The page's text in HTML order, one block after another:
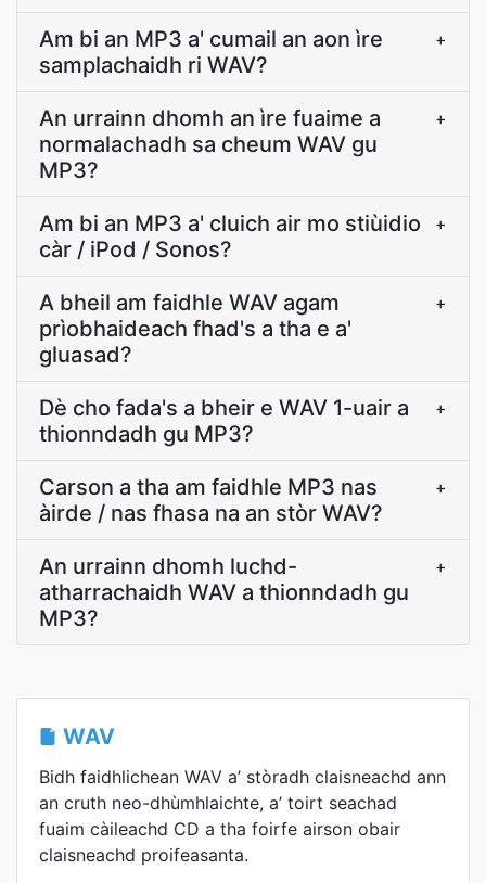
Am bi an MP3 a' cumail an aon ìre
samplachaidh ri WAV?
+
An urrainn dhomh an ìre fuaime a
normalachadh sa cheum WAV gu
MP3?
+
Am bi an MP3 a' cluich air mo stiùidio
càr / iPod / Sonos?
+
A bheil am faidhle WAV agam
prìobhaideach fhad's a tha e a'
gluasad?
+
Dè cho fada's a bheir e WAV 1-uair a
thionndadh gu MP3?
+
Carson a tha am faidhle MP3 nas
àirde / nas fhasa na an stòr WAV?
+
An urrainn dhomh luchd-
atharrachaidh WAV a thionndadh gu
MP3?
+
WAV
Bidh faidhlichean WAV a’ stòradh claisneachd ann
an cruth neo-dhùmhlaichte, a’ toirt seachad
fuaim càileachd CD a tha foirfe airson obair
claisneachd proifeasanta.